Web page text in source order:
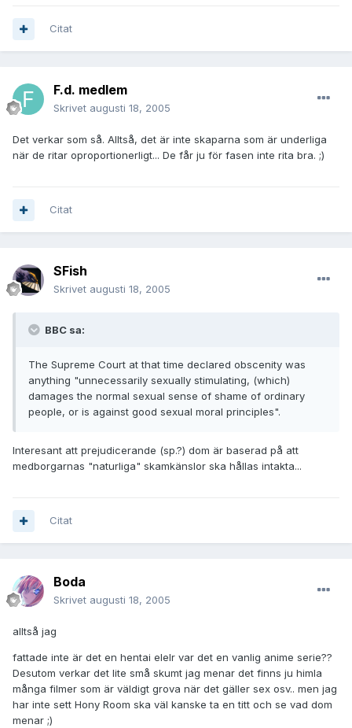
Citat
F.d. medlem
Skrivet augusti 18, 2005
Det verkar som så. Alltså, det är inte skaparna som är underliga
när de ritar oproportionerligt... De får ju för fasen inte rita bra. ;)
Citat
SFish
Skrivet augusti 18, 2005
BBC sa:
The Supreme Court at that time declared obscenity was
anything "unnecessarily sexually stimulating, (which)
damages the normal sexual sense of shame of ordinary
people, or is against good sexual moral principles".
Interesant att prejudicerande (sp.?) dom är baserad på att
medborgarnas "naturliga" skamkänslor ska hållas intakta...
Citat
Boda
Skrivet augusti 18, 2005
alltså jag
fattade inte är det en hentai elelr var det en vanlig anime serie??
Desutom verkar det lite små skumt jag menar det finns ju himla
många filmer som är väldigt grova när det gäller sex osv.. men jag
har inte sett Hony Room ska väl kanske ta en titt och se vad dom
menar ;)